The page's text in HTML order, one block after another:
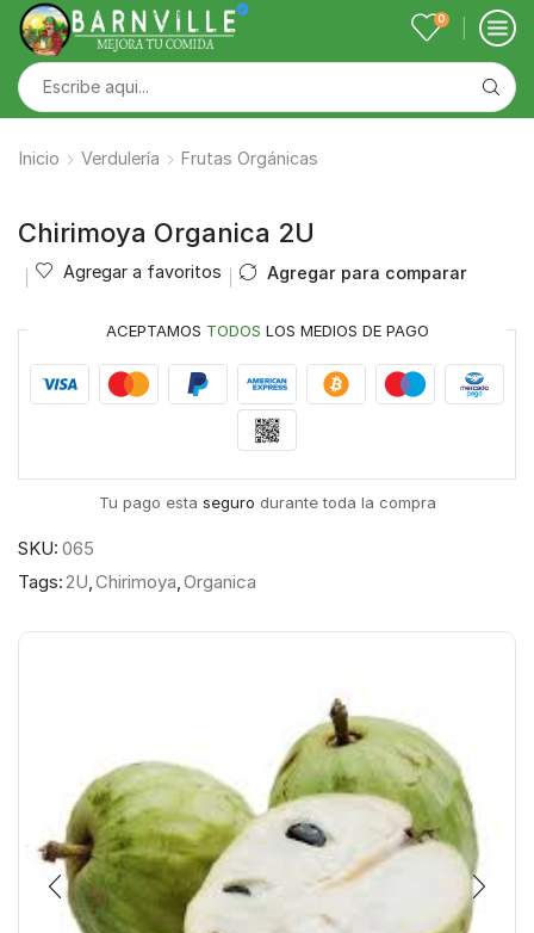
0
Inicio Verdulería Frutas Orgánicas
Chirimoya Organica 2U
Agregar a favoritos Agregar para comparar
ACEPTAMOS TODOS LOS MEDIOS DE PAGO
Tu pago esta seguro durante toda la compra
SKU: 065
Tags:2U,Chirimoya,Organica